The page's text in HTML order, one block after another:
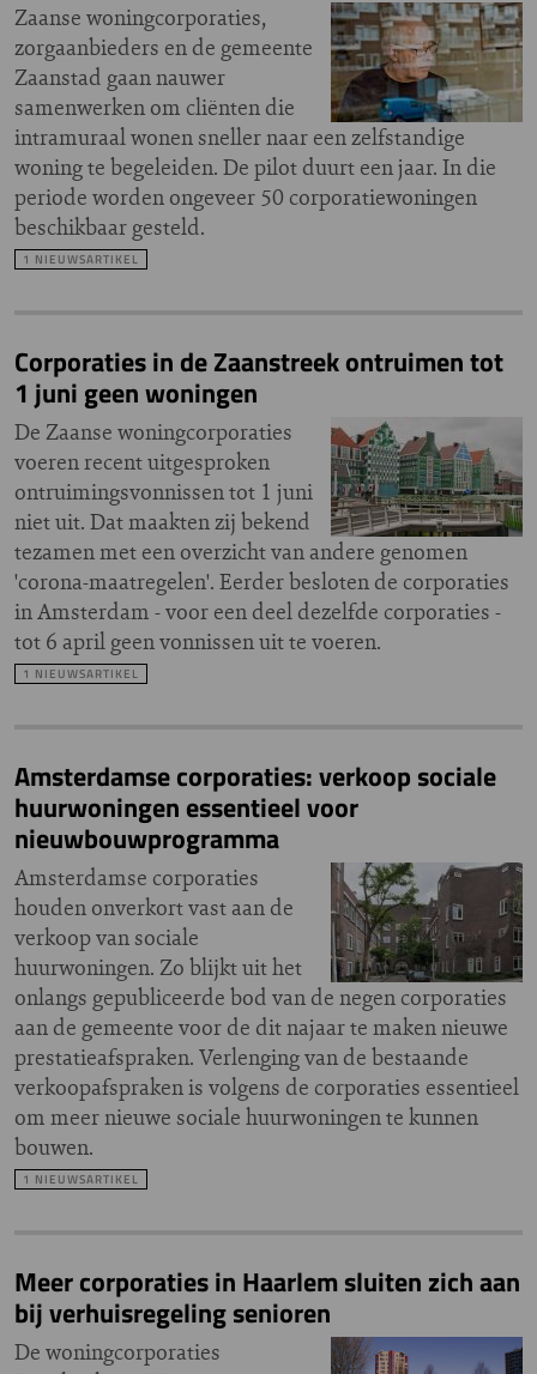
Zaanse woningcorporaties,
zorgaanbieders en de gemeente
Zaanstad gaan nauwer
samenwerken om cliënten die
intramuraal wonen sneller naar een zelfstandige
woning te begeleiden. De pilot duurt een jaar. In die
periode worden ongeveer 50 corporatiewoningen
beschikbaar gesteld.
1 NIEUWSARTIKEL
Corporaties in de Zaanstreek ontruimen tot
1 juni geen woningen
De Zaanse woningcorporaties
voeren recent uitgesproken
ontruimingsvonnissen tot 1 juni
niet uit. Dat maakten zij bekend
tezamen met een overzicht van andere genomen
'corona-maatregelen'. Eerder besloten de corporaties
in Amsterdam - voor een deel dezelfde corporaties -
tot 6 april geen vonnissen uit te voeren.
1 NIEUWSARTIKEL
Amsterdamse corporaties: verkoop sociale
huurwoningen essentieel voor
nieuwbouwprogramma
Amsterdamse corporaties
houden onverkort vast aan de
verkoop van sociale
huurwoningen. Zo blijkt uit het
onlangs gepubliceerde bod van de negen corporaties
aan de gemeente voor de dit najaar te maken nieuwe
prestatieafspraken. Verlenging van de bestaande
verkoopafspraken is volgens de corporaties essentieel
om meer nieuwe sociale huurwoningen te kunnen
bouwen.
1 NIEUWSARTIKEL
Meer corporaties in Haarlem sluiten zich aan
bij verhuisregeling senioren
De woningcorporaties